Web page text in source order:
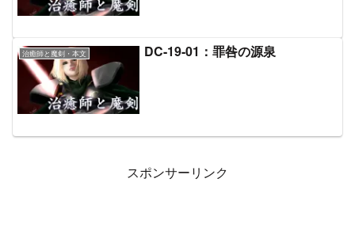
治癒師と魔剣・本文 DC-19-01：罪咎の源泉
スポンサーリンク